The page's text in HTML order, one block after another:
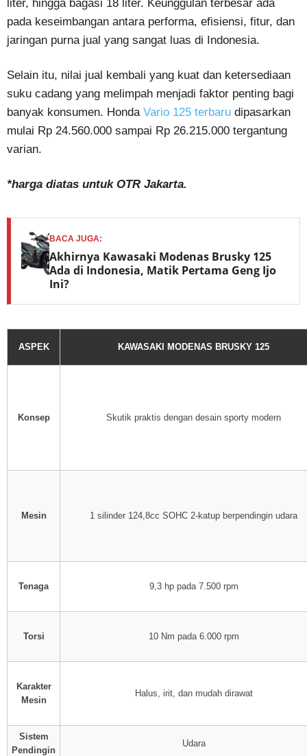
liter, hingga bagasi 18 liter. Keunggulan terbesar ada
pada keseimbangan antara performa, efisiensi, fitur, dan
jaringan purna jual yang sangat luas di Indonesia.
Selain itu, nilai jual kembali yang kuat dan ketersediaan
suku cadang yang melimpah menjadi faktor penting bagi
banyak konsumen. Honda Vario 125 terbaru dipasarkan
mulai Rp 24.560.000 sampai Rp 26.215.000 tergantung
varian.
*harga diatas untuk OTR Jakarta.
BACA JUGA:
Akhirnya Kawasaki Modenas Brusky 125
Ada di Indonesia, Matik Pertama Geng Ijo
Ini?
ASPEK KAWASAKI MODENAS BRUSKY 125
Konsep Skutik praktis dengan desain sporty modern
Mesin 1 silinder 124,8cc SOHC 2-katup berpendingin udara
Tenaga 9,3 hp pada 7.500 rpm
Torsi 10 Nm pada 6.000 rpm
Karakter
Mesin
Halus, irit, dan mudah dirawat
Sistem
Pendingin
Udara